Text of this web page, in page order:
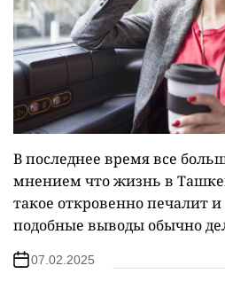
В последнее время все
мнением что жизнь в
такое откровенно печалит
подобные выводы обычно
07.02.2025